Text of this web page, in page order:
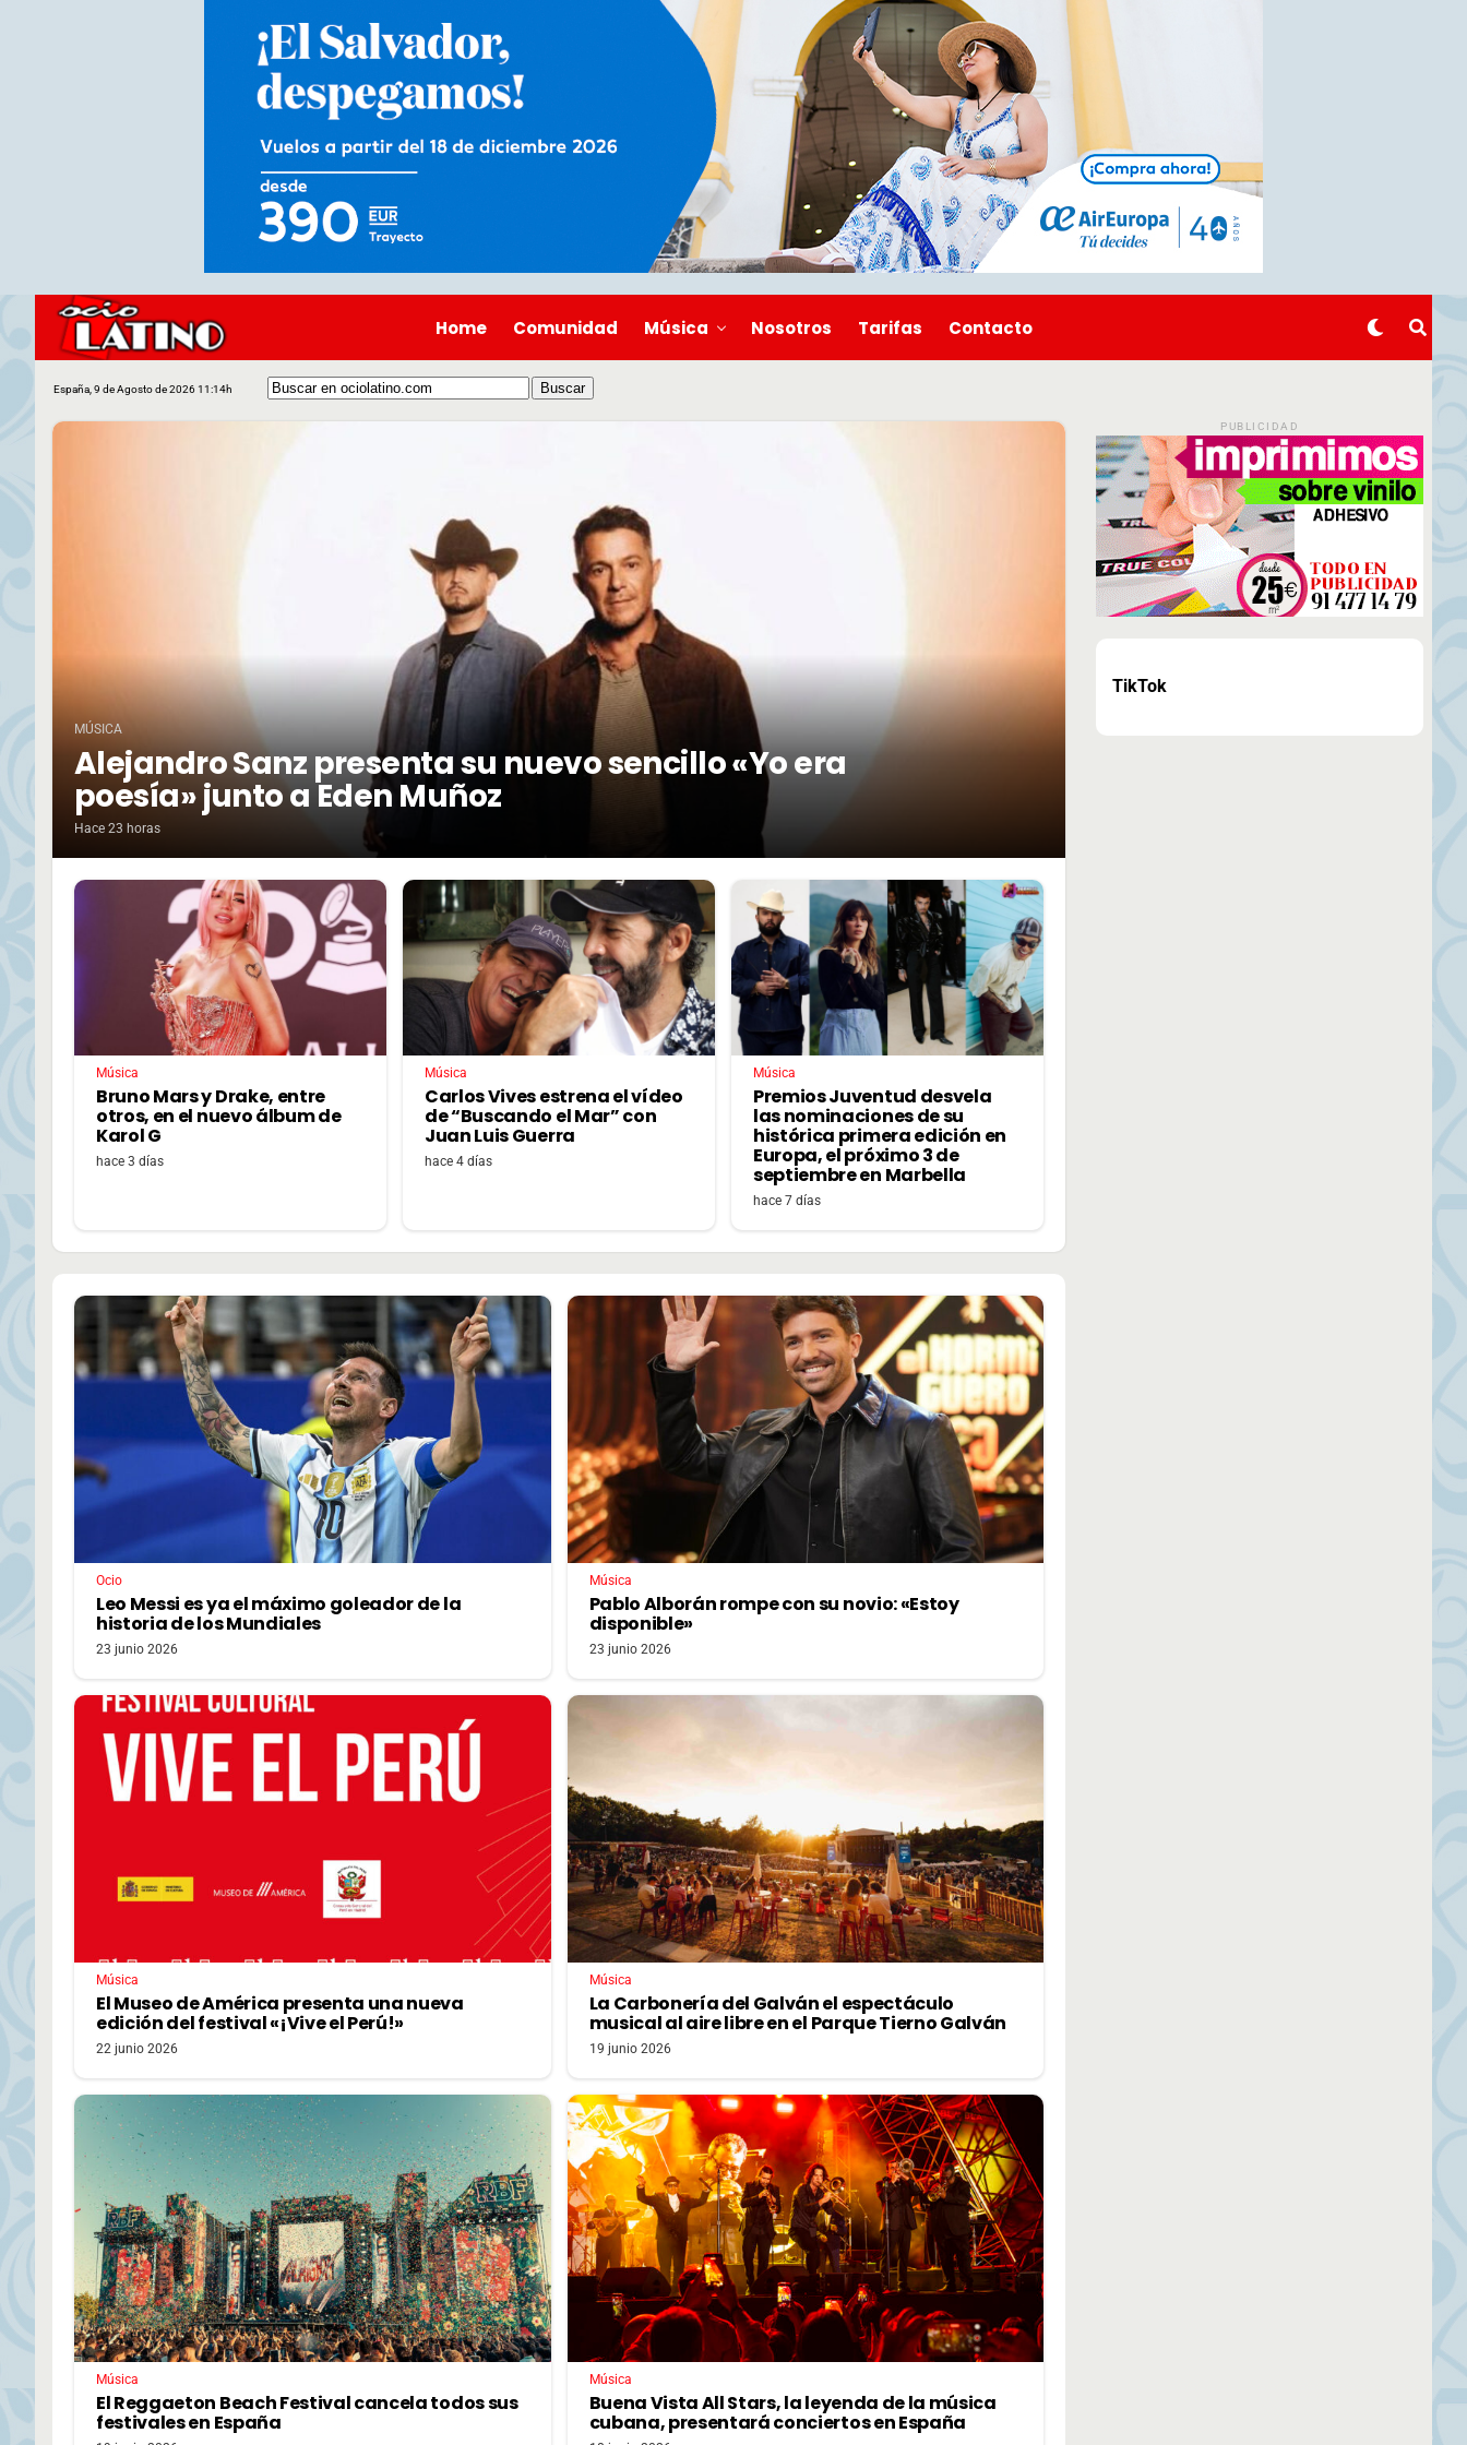
Home Comunidad Música Nosotros Tarifas Contacto
España, 9 de Agosto de 2026 11:14h
MÚSICA
Alejandro Sanz presenta su nuevo sencillo «Yo era
poesía» junto a Eden Muñoz
Hace 23 horas
Música
Bruno Mars y Drake, entre
otros, en el nuevo álbum de
Karol G
hace 3 días
Música
Carlos Vives estrena el vídeo
de “Buscando el Mar” con
Juan Luis Guerra
hace 4 días
Música
Premios Juventud desvela
las nominaciones de su
histórica primera edición en
Europa, el próximo 3 de
septiembre en Marbella
hace 7 días
Ocio
Leo Messi es ya el máximo goleador de la
historia de los Mundiales
23 junio 2026
Música
Pablo Alborán rompe con su novio: «Estoy
disponible»
23 junio 2026
Música
El Museo de América presenta una nueva
edición del festival «¡Vive el Perú!»
22 junio 2026
Música
La Carbonería del Galván el espectáculo
musical al aire libre en el Parque Tierno Galván
19 junio 2026
Música
El Reggaeton Beach Festival cancela todos sus
festivales en España
Música
Buena Vista All Stars, la leyenda de la música
cubana, presentará conciertos en España
PUBLICIDAD
TikTok